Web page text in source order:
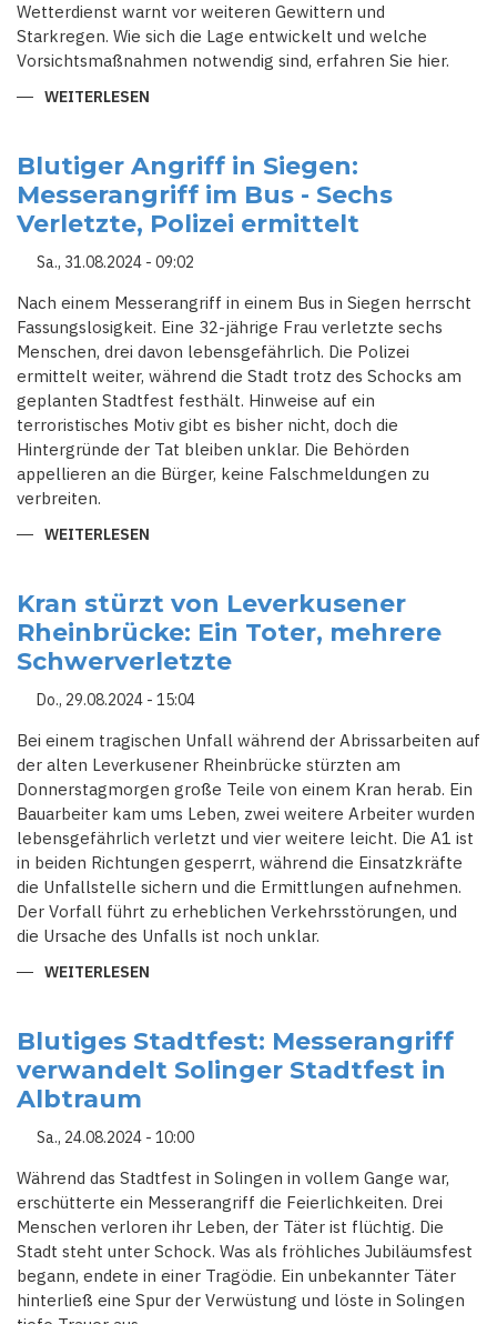
Wetterdienst warnt vor weiteren Gewittern und
Starkregen. Wie sich die Lage entwickelt und welche
Vorsichtsmaßnahmen notwendig sind, erfahren Sie hier.
WEITERLESEN
NRW:
BLITZSCHLÄGE,
ÜBERSCHWEMMUNGEN
UND
VOLLE
KELLER
Blutiger Angriff in Siegen:
Messerangriff im Bus - Sechs
Verletzte, Polizei ermittelt
Sa., 31.08.2024 - 09:02
Nach einem Messerangriff in einem Bus in Siegen herrscht
Fassungslosigkeit. Eine 32-jährige Frau verletzte sechs
Menschen, drei davon lebensgefährlich. Die Polizei
ermittelt weiter, während die Stadt trotz des Schocks am
geplanten Stadtfest festhält. Hinweise auf ein
terroristisches Motiv gibt es bisher nicht, doch die
Hintergründe der Tat bleiben unklar. Die Behörden
appellieren an die Bürger, keine Falschmeldungen zu
verbreiten.
WEITERLESEN
SIEGEN:
MESSERANGRIFF
IM
BUS
-
SECHS
VERLETZTE,
POLIZEI
Kran stürzt von Leverkusener
Rheinbrücke: Ein Toter, mehrere
Schwerverletzte
Do., 29.08.2024 - 15:04
Bei einem tragischen Unfall während der Abrissarbeiten auf
der alten Leverkusener Rheinbrücke stürzten am
Donnerstagmorgen große Teile von einem Kran herab. Ein
Bauarbeiter kam ums Leben, zwei weitere Arbeiter wurden
lebensgefährlich verletzt und vier weitere leicht. Die A1 ist
in beiden Richtungen gesperrt, während die Einsatzkräfte
die Unfallstelle sichern und die Ermittlungen aufnehmen.
Der Vorfall führt zu erheblichen Verkehrsstörungen, und
die Ursache des Unfalls ist noch unklar.
WEITERLESEN
LEVERKUSENER
RHEINBRÜCKE:
EIN
TOTER,
Blutiges Stadtfest: Messerangriff
verwandelt Solinger Stadtfest in
Albtraum
Sa., 24.08.2024 - 10:00
Während das Stadtfest in Solingen in vollem Gange war,
erschütterte ein Messerangriff die Feierlichkeiten. Drei
Menschen verloren ihr Leben, der Täter ist flüchtig. Die
Stadt steht unter Schock. Was als fröhliches Jubiläumsfest
begann, endete in einer Tragödie. Ein unbekannter Täter
hinterließ eine Spur der Verwüstung und löste in Solingen